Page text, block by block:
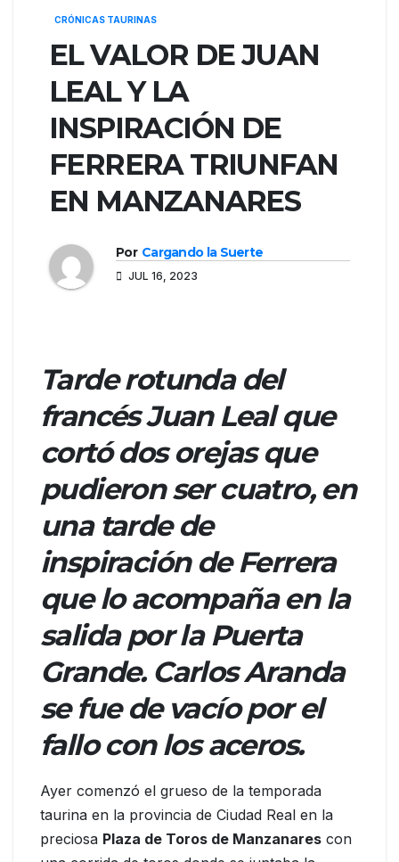
CRÓNICAS TAURINAS
EL VALOR DE JUAN
LEAL Y LA
INSPIRACIÓN DE
FERRERA TRIUNFAN
EN MANZANARES
Por Cargando la Suerte
JUL 16, 2023
Tarde rotunda del
francés Juan Leal que
cortó dos orejas que
pudieron ser cuatro, en
una tarde de
inspiración de Ferrera
que lo acompaña en la
salida por la Puerta
Grande. Carlos Aranda
se fue de vacío por el
fallo con los aceros.
Ayer comenzó el grueso de la temporada
taurina en la provincia de Ciudad Real en la
preciosa Plaza de Toros de Manzanares con